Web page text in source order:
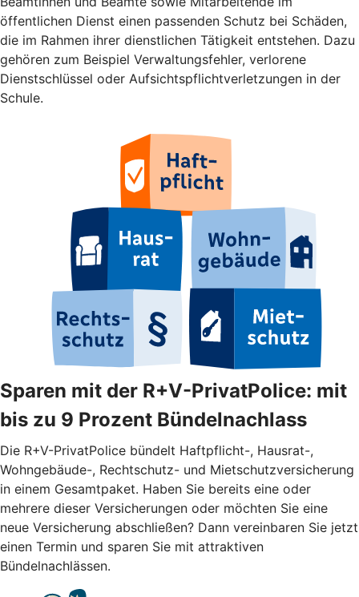
öffentlichen Dienst einen passenden Schutz bei Schäden,
die im Rahmen ihrer dienstlichen Tätigkeit entstehen. Dazu
gehören zum Beispiel Verwaltungsfehler, verlorene
Dienstschlüssel oder Aufsichtspflichtverletzungen in der
Schule.
Sparen mit der R+V-PrivatPolice: mit
bis zu 9 Prozent Bündelnachlass
Die R+V-PrivatPolice bündelt Haftpflicht-, Hausrat-,
Wohngebäude-, Rechtschutz- und Mietschutzversicherung
in einem Gesamtpaket. Haben Sie bereits eine oder
mehrere dieser Versicherungen oder möchten Sie eine
neue Versicherung abschließen? Dann vereinbaren Sie jetzt
einen Termin und sparen Sie mit attraktiven
Bündelnachlässen.